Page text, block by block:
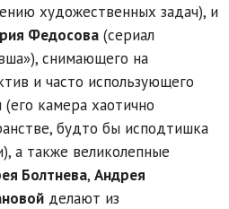
художественных задач), и
Федосова (сериал
снимающего на
и часто использующего
камера хаотично
будто бы исподтишка
а также великолепные
Болтнева, Андрея
делают из